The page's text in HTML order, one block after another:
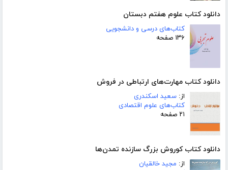
دانلود کتاب علوم هفتم دبستان
کتاب‌های درسی و دانشجویی
۱۳۶ صفحه
دانلود کتاب مهارت‌های ارتباطی در فروش
از: سعید اسکندری
کتاب‌های علوم اقتصادی
۲۱ صفحه
دانلود کتاب کوروش بزرگ سازنده تمدن‌ها
از: مجید خالقیان